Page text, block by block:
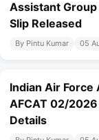
Assistant
Slip Released
By Pintu Kumar 05
Indian Air Force
AFCAT 02/2026
Details